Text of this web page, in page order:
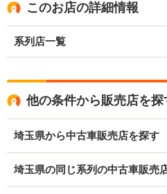
このお店の詳細情報
系列店一覧
他の条件から販売店を探
埼玉県から中古車販売店を探す
埼玉県の同じ系列の中古車販売